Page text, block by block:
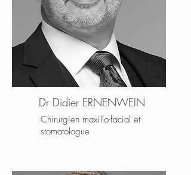
Dr Didier ERNENWEIN
Chirurgien maxillo-facial et
stomatologue